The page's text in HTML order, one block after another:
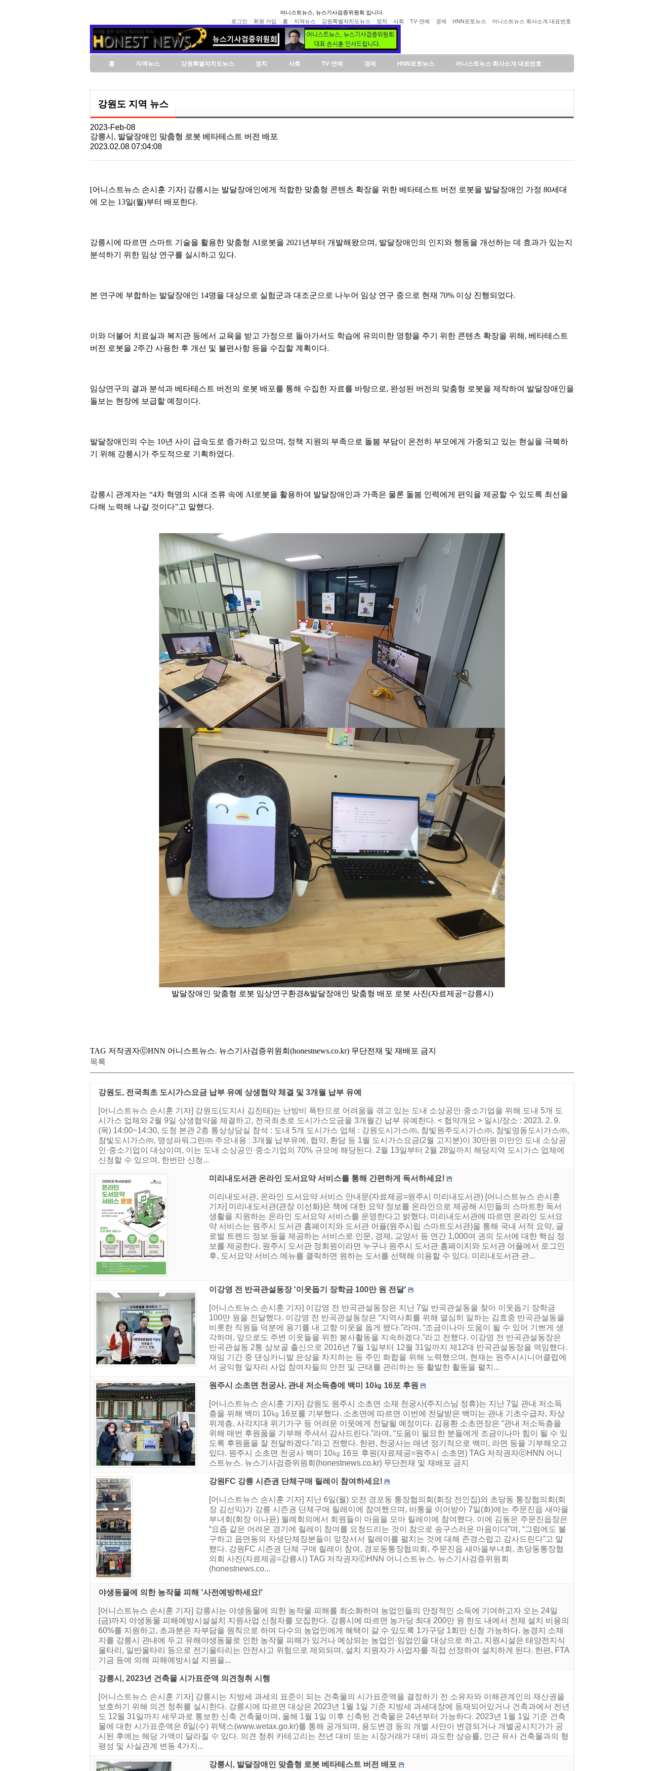
어니스트뉴스, 뉴스기사검증위원회 입니다.
로그인
회원 가입 홈 지역뉴스 강원특별자치도뉴스 정치 사회 TV·연예 경제 HNN포토뉴스 어니스트뉴스 회사소개 대표번호
홈 지역뉴스 강원특별자치도뉴스 정치 사회 TV·연예 경제 HNN포토뉴스 어니스트뉴스 회사소개 대표번호
강원도 지역 뉴스
2023-Feb-08
강릉시, 발달장애인 맞춤형 로봇 베타테스트 버전 배포
2023.02.08 07:04:08
[어니스트뉴스 손시훈 기자] 강릉시는 발달장애인에게 적합한 맞춤형 콘텐츠 확장을 위한 베타테스트 버전 로봇을 발달장애인 가정 80세대
에 오는 13일(월)부터 배포한다.
강릉시에 따르면 스마트 기술을 활용한 맞춤형 AI로봇을 2021년부터 개발해왔으며, 발달장애인의 인지와 행동을 개선하는 데 효과가 있는지
분석하기 위한 임상 연구를 실시하고 있다.
본 연구에 부합하는 발달장애인 14명을 대상으로 실험군과 대조군으로 나누어 임상 연구 중으로 현재 70% 이상 진행되었다.
이와 더불어 치료실과 복지관 등에서 교육을 받고 가정으로 돌아가서도 학습에 유의미한 영향을 주기 위한 콘텐츠 확장을 위해, 베타테스트
버전 로봇을 2주간 사용한 후 개선 및 불편사항 등을 수집할 계획이다.
임상연구의 결과 분석과 베타테스트 버전의 로봇 배포를 통해 수집한 자료를 바탕으로, 완성된 버전의 맞춤형 로봇을 제작하여 발달장애인을
돌보는 현장에 보급할 예정이다.
발달장애인의 수는 10년 사이 급속도로 증가하고 있으며, 정책 지원의 부족으로 돌봄 부담이 온전히 부모에게 가중되고 있는 현실을 극복하
기 위해 강릉시가 주도적으로 기획하였다.
강릉시 관계자는 “4차 혁명의 시대 조류 속에 AI로봇을 활용하여 발달장애인과 가족은 물론 돌봄 인력에게 편익을 제공할 수 있도록 최선을
다해 노력해 나갈 것이다”고 말했다.
발달장애인 맞춤형 로봇 임상연구환경&발달장애인 맞춤형 배포 로봇 사진(자료제공=강릉시)
TAG 저작권자ⓒHNN 어니스트뉴스. 뉴스기사검증위원회(honestnews.co.kr) 무단전재 및 재배포 금지
목록
강원도, 전국최초 도시가스요금 납부 유예 상생협약 체결 및 3개월 납부 유예
[어니스트뉴스 손시훈 기자] 강원도(도지사 김진태)는 난방비 폭탄으로 어려움을 겪고 있는 도내 소상공인·중소기업을 위해 도내 5개 도
시가스 업체와 2월 9일 상생협약을 체결하고, 전국최초로 도시가스요금을 3개월간 납부 유예한다. < 협약개요 > 일시/장소 : 2023. 2. 9.
(목) 14:00~14:30, 도청 본관 2층 통상상담실 참석 : 도내 5개 도시가스 업체 : 강원도시가스㈜, 참빛원주도시가스㈜, 참빛영동도시가스㈜,
참빛도시가스㈜, 명성파워그린㈜ 주요내용 : 3개월 납부유예, 협약, 환담 등 1월 도시가스요금(2월 고지분)이 30만원 미만인 도내 소상공
인·중소기업이 대상이며, 이는 도내 소상공인·중소기업의 70% 규모에 해당된다. 2월 13일부터 2월 28일까지 해당지역 도시가스 업체에
신청할 수 있으며, 한번만 신청...
미리내도서관 온라인 도서요약 서비스를 통해 간편하게 독서하세요!
미리내도서관, 온라인 도서요약 서비스 안내문(자료제공=원주시 미리내도서관) [어니스트뉴스 손시훈
기자] 미리내도서관(관장 이선화)은 책에 대한 요약 정보를 온라인으로 제공해 시민들의 스마트한 독서
생활을 지원하는 온라인 도서요약 서비스를 운영한다고 밝혔다. 미리내도서관에 따르면 온라인 도서요
약 서비스는 원주시 도서관 홈페이지와 도서관 어플(원주시립 스마트도서관)을 통해 국내 서적 요약, 글
로벌 트렌드 정보 등을 제공하는 서비스로 인문, 경제, 교양서 등 연간 1,000여 권의 도서에 대한 핵심 정
보를 제공한다. 원주시 도서관 정회원이라면 누구나 원주시 도서관 홈페이지와 도서관 어플에서 로그인
후, 도서요약 서비스 메뉴를 클릭하면 원하는 도서를 선택해 이용할 수 있다. 미리내도서관 관...
이강영 전 반곡관설동장 '이웃돕기 장학금 100만 원 전달'
[어니스트뉴스 손시훈 기자] 이강영 전 반곡관설동장은 지난 7일 반곡관설동을 찾아 이웃돕기 장학금
100만 원을 전달했다. 이강영 전 반곡관설동장은 “지역사회를 위해 열심히 일하는 김효중 반곡관설동을
비롯한 직원들 덕분에 용기를 내 고향 이웃을 돕게 됐다.”라며, “조금이나마 도움이 될 수 있어 기쁘게 생
각하며, 앞으로도 주변 이웃들을 위한 봉사활동을 지속하겠다.”라고 전했다. 이강영 전 반곡관설동장은
반곡관설동 2통 삼보골 출신으로 2016년 7월 1일부터 12월 31일까지 제12대 반곡관설동장을 역임했다.
재임 기간 중 댄싱카니발 은상을 차지하는 등 주민 화합을 위해 노력했으며, 현재는 원주시시니어클럽에
서 공익형 일자리 사업 참여자들의 안전 및 근태를 관리하는 등 활발한 활동을 펼치...
원주시 소초면 천궁사, 관내 저소득층에 백미 10㎏ 16포 후원
[어니스트뉴스 손시훈 기자] 강원도 원주시 소초면 소재 천궁사(주지스님 정휴)는 지난 7일 관내 저소득
층을 위해 백미 10㎏ 16포를 기부했다. 소초면에 따르면 이번에 전달받은 백미는 관내 기초수급자, 차상
위계층, 사각지대 위기가구 등 어려운 이웃에게 전달될 예정이다. 김용환 소초면장은 “관내 저소득층을
위해 매번 후원품을 기부해 주셔서 감사드린다.”라며, “도움이 필요한 분들에게 조금이나마 힘이 될 수 있
도록 후원품을 잘 전달하겠다.”라고 전했다. 한편, 천궁사는 매년 정기적으로 백미, 라면 등을 기부해오고
있다. 원주시 소초면 천궁사 백미 10㎏ 16포 후원(자료제공=원주시 소초면) TAG 저작권자ⓒHNN 어니
스트뉴스. 뉴스기사검증위원회(honestnews.co.kr) 무단전재 및 재배포 금지
강원FC 강릉 시즌권 단체구매 릴레이 참여하세요!
[어니스트뉴스 손시훈 기자] 지난 6일(월) 오전 경포동 통장협의회(회장 전인집)와 초당동 통장협의회(회
장 김선익)가 강릉 시즌권 단체구매 릴레이에 참여했으며, 바통을 이어받아 7일(화)에는 주문진읍 새마을
부녀회(회장 이나윤) 월례회의에서 회원들이 마음을 모아 릴레이에 참여했다. 이에 김동은 주문진읍장은
“요즘 같은 어려운 경기에 릴레이 참여를 요청드리는 것이 참으로 송구스러운 마음이다”며, “그럼에도 불
구하고 읍면동의 자생단체장분들이 앞장서서 릴레이를 펼치는 것에 대해 존경스럽고 감사드린다”고 말
했다. 강원FC 시즌권 단체 구매 릴레이 참여, 경포동통장협의회, 주문진읍 새마을부녀회, 초당동통장협
의회 사진(자료제공=강릉시) TAG 저작권자ⓒHNN 어니스트뉴스. 뉴스기사검증위원회
(honestnews.co...
야생동물에 의한 농작물 피해 '사전예방하세요!'
[어니스트뉴스 손시훈 기자] 강릉시는 야생동물에 의한 농작물 피해를 최소화하여 농업인들의 안정적인 소득에 기여하고자 오는 24일
(금)까지 야생동물 피해예방시설설치 지원사업 신청자를 모집한다. 강릉시에 따르면 농가당 최대 200만 원 한도 내에서 전체 설치 비용의
60%를 지원하고, 초과분은 자부담을 원칙으로 하며 다수의 농업인에게 혜택이 갈 수 있도록 1가구당 1회만 신청 가능하다. 농경지 소재
지를 강릉시 관내에 두고 유해야생동물로 인한 농작물 피해가 있거나 예상되는 농업인·임업인을 대상으로 하고, 지원시설은 태양전지식
울타리, 일반울타리 등으로 전기울타리는 안전사고 위험으로 제외되며, 설치 지원자가 사업자를 직접 선정하여 설치하게 된다. 한편, FTA
기금 등에 의해 피해예방시설 지원을...
강릉시, 2023년 건축물 시가표준액 의견청취 시행
[어니스트뉴스 손시훈 기자] 강릉시는 지방세 과세의 표준이 되는 건축물의 시가표준액을 결정하기 전 소유자와 이해관계인의 재산권을
보호하기 위해 의견 청취를 실시한다. 강릉시에 따르면 대상은 2023년 1월 1일 기준 지방세 과세대장에 등재되어있거나 건축과에서 전년
도 12월 31일까지 세무과로 통보한 신축 건축물이며, 올해 1월 1일 이후 신축된 건축물은 24년부터 가능하다. 2023년 1월 1일 기준 건축
물에 대한 시가표준액은 8일(수) 위택스(www.wetax.go.kr)를 통해 공개되며, 용도변경 등의 개별 사안이 변경되거나 개별공시지가가 공
시된 후에는 해당 가액이 달라질 수 있다. 의견 청취 카테고리는 전년 대비 또는 시장거래가 대비 과도한 상승률, 인근 유사 건축물과의 형
평성 및 사실관계 변동 4가지...
강릉시, 발달장애인 맞춤형 로봇 베타테스트 버전 배포